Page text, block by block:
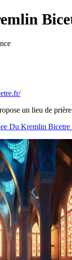
un lieu de
Du Kremlin Bicetre